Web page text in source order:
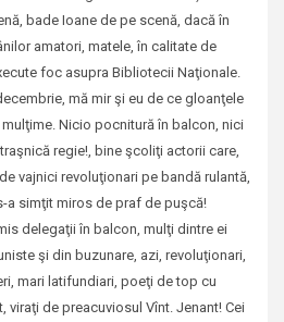
bade Ioane de pe scenă, dacă în
amatori, matele, în calitate de
foc asupra Bibliotecii Naţionale.
mă mir şi eu de ce gloanţele
Nicio pocnitură în balcon, nici
regie!, bine şcoliţi actorii care,
vajnici revoluţionari pe bandă rulantă,
a simţit miros de praf de puşcă!
delegaţii în balcon, mulţi dintre ei
şi din buzunare, azi, revoluţionari,
mari latifundiari, poeţi de top cu
viraţi de preacuviosul Vînt. Jenant! Cei